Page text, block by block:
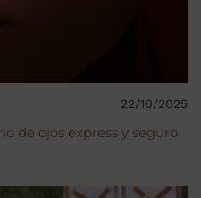
de ojos express y seguro
22/10/2025